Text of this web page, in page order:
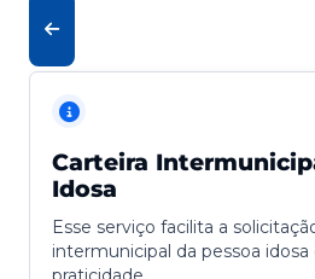
Carteira
Idosa
Esse serviço facilita a
intermunicipal da pessoa